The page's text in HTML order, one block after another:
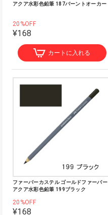
アクア水彩色鉛筆 187バーントオーカー
20%OFF
¥168
カートに入れる
ファーバーカステル ゴールドファーバー
アクア水彩色鉛筆 199ブラック
20%OFF
¥168